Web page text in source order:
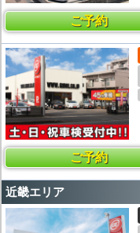
ご予約
ご予約
近畿エリア